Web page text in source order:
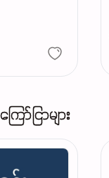
ာ်ငြာများ